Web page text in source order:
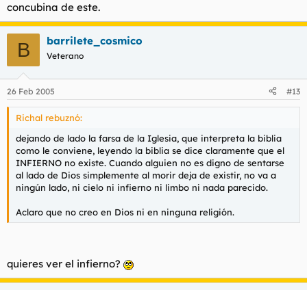
concubina de este.
B barrilete_cosmico
Veterano
26 Feb 2005 #13
Richal rebuznó:
dejando de lado la farsa de la Iglesia, que interpreta la biblia
como le conviene, leyendo la biblia se dice claramente que el
INFIERNO no existe. Cuando alguien no es digno de sentarse
al lado de Dios simplemente al morir deja de existir, no va a
ningún lado, ni cielo ni infierno ni limbo ni nada parecido.
Aclaro que no creo en Dios ni en ninguna religión.
quieres ver el infierno?